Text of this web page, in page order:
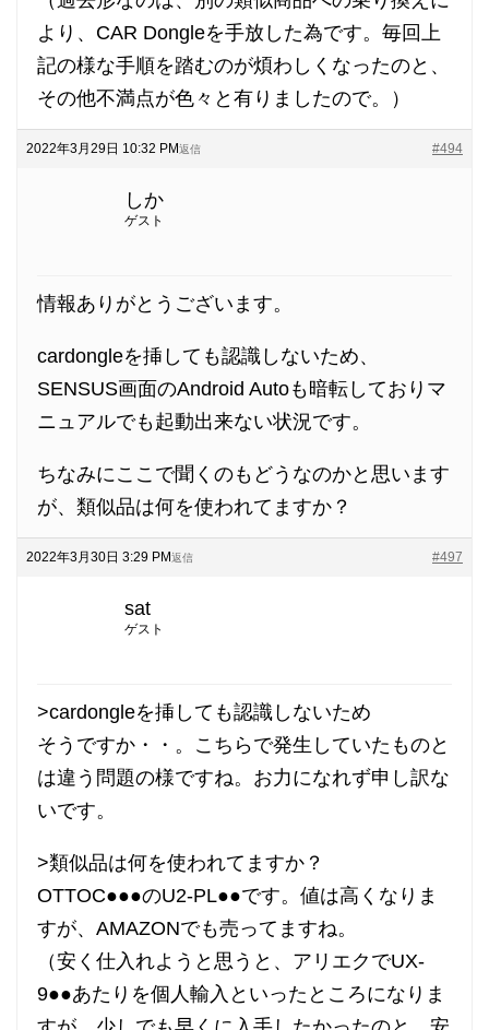
より、CAR Dongleを手放した為です。毎回上
記の様な手順を踏むのが煩わしくなったのと、
その他不満点が色々と有りましたので。）
2022年3月29日 10:32 PM #494
返信
しか
ゲスト
情報ありがとうございます。
cardongleを挿しても認識しないため、
SENSUS画面のAndroid Autoも暗転しておりマ
ニュアルでも起動出来ない状況です。
ちなみにここで聞くのもどうなのかと思います
が、類似品は何を使われてますか？
2022年3月30日 3:29 PM #497
返信
sat
ゲスト
>cardongleを挿しても認識しないため
そうですか・・。こちらで発生していたものと
は違う問題の様ですね。お力になれず申し訳な
いです。
>類似品は何を使われてますか？
OTTOC●●●のU2-PL●●です。値は高くなりま
すが、AMAZONでも売ってますね。
（安く仕入れようと思うと、アリエクでUX-
9●●あたりを個人輸入といったところになりま